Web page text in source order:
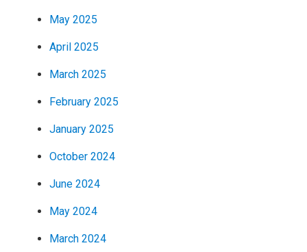
May 2025
April 2025
March 2025
February 2025
January 2025
October 2024
June 2024
May 2024
March 2024